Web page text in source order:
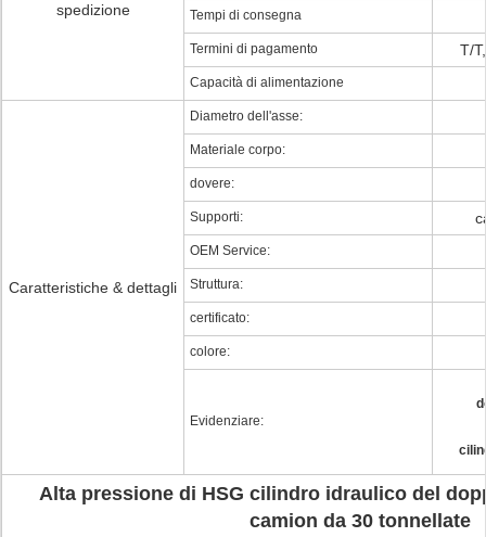
spedizione
Tempi di consegna
Termini di pagamento T/
Capacità di alimentazione
Caratteristiche & dettagli
Diametro dell'asse:
Materiale corpo:
dovere:
Supporti:
OEM Service:
Struttura:
certificato:
colore:
Evidenziare:
Alta pressione di HSG cilindro idraulico del
camion da 30 tonnellate